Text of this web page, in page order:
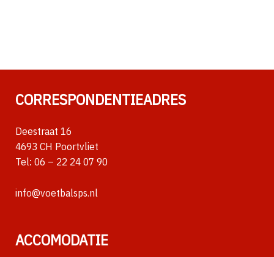
CORRESPONDENTIEADRES
Deestraat 16
4693 CH Poortvliet
Tel: 06 – 22 24 07 90
info@voetbalsps.nl
ACCOMODATIE